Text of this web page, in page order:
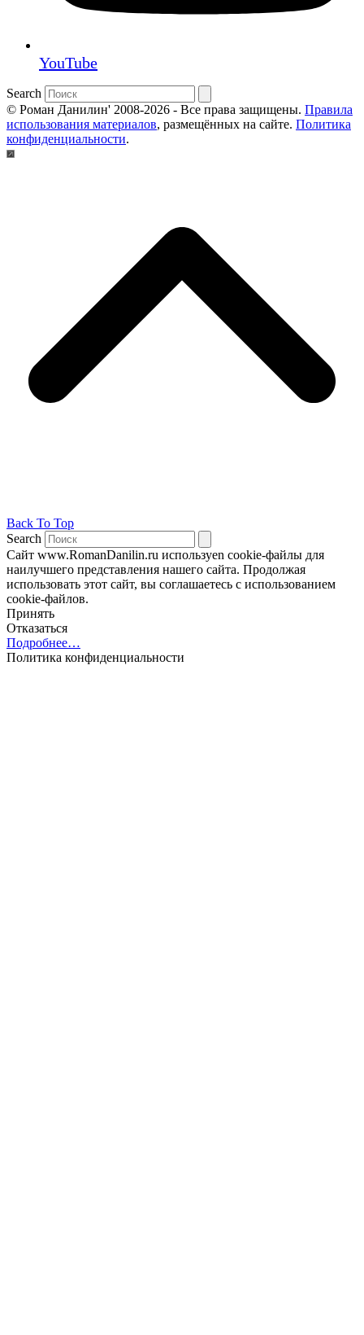
YouTube
Search
© Роман Данилин' 2008-2026 - Все права защищены. Правила
использования материалов, размещённых на сайте. Политика
конфиденциальности.
Back To Top
Search
Сайт www.RomanDanilin.ru используеn cookie-файлы для
наилучшего представления нашего сайта. Продолжая
использовать этот сайт, вы соглашаетесь с использованием
cookie-файлов.
Принять
Отказаться
Подробнее…
Политика конфиденциальности